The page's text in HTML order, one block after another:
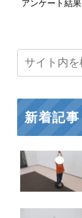
アンケート結果
新着記事